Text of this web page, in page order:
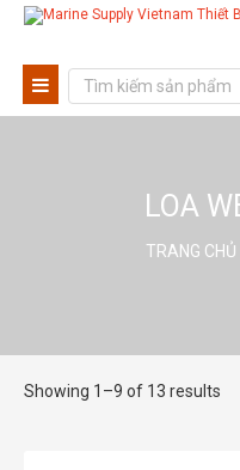
LOA
TRANG CHỦ
Showing 1–9 of 13 results